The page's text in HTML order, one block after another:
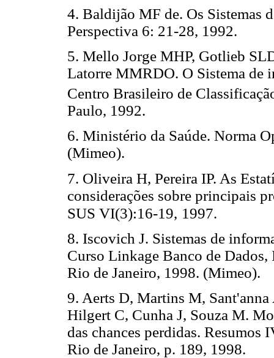
4. Baldijão MF de. Os Sistemas
Perspectiva 6: 21-28, 1992.
5. Mello Jorge MHP, Gotlieb
Latorre MMRDO. O Sistema de
Centro Brasileiro de
Paulo, 1992.
6. Ministério da Saúde. Norma
(Mimeo).
7. Oliveira H, Pereira IP. As
considerações sobre principais
SUS VI(3):16-19, 1997.
8. Iscovich J. Sistemas de
Curso Linkage Banco de
Rio de Janeiro, 1998. (Mimeo).
9. Aerts D, Martins M,
Hilgert C, Cunha J, Souza M.
das chances perdidas.
Rio de Janeiro, p. 189, 1998.